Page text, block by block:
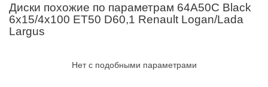
Диски похожие по параметрам 64A50C Black
6x15/4x100 ET50 D60,1 Renault Logan/Lada
Largus
Нет с подобными параметрами